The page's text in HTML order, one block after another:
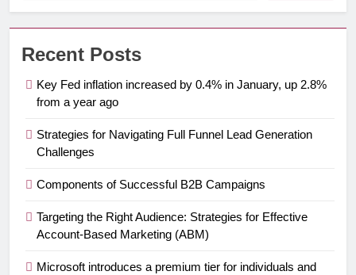
Recent Posts
Key Fed inflation increased by 0.4% in January, up 2.8%
from a year ago
Strategies for Navigating Full Funnel Lead Generation
Challenges
Components of Successful B2B Campaigns
Targeting the Right Audience: Strategies for Effective
Account-Based Marketing (ABM)
Microsoft introduces a premium tier for individuals and